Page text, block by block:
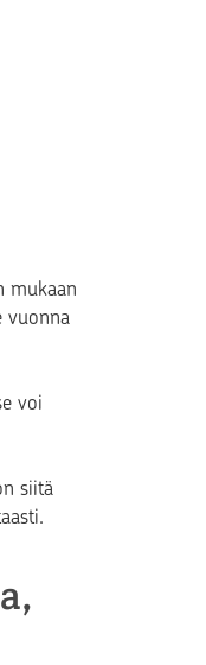
mukaan
vuonna
voi
siitä